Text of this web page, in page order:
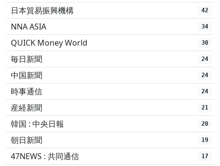
日本貿易振興機構 42
NNA ASIA 34
QUICK Money World 30
毎日新聞 24
中国新聞 24
時事通信 24
産経新聞 21
韓国 : 中央日報 20
朝日新聞 19
47NEWS : 共同通信 17